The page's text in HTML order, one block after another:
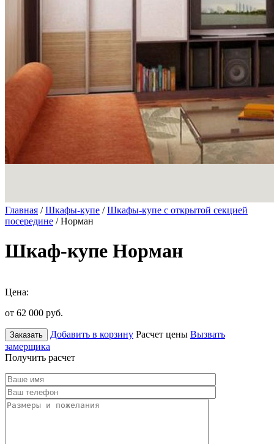
Главная /Шкафы-купе /Шкафы-купе с открытой секцией
посередине / Норман
Шкаф-купе Норман
Цена:
от 62 000 руб.
Заказать Добавить в корзину Расчет цены Вызвать
замерщика
Получить расчет